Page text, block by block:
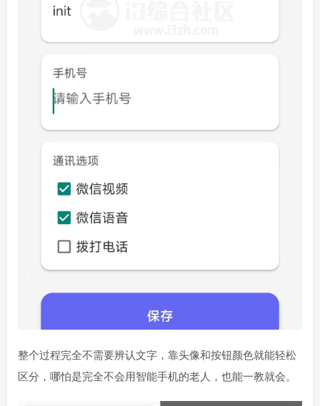
整个过程完全不需要辨认文字，靠头像和按钮颜色就能轻松
区分，哪怕是完全不会用智能手机的老人，也能一教就会。